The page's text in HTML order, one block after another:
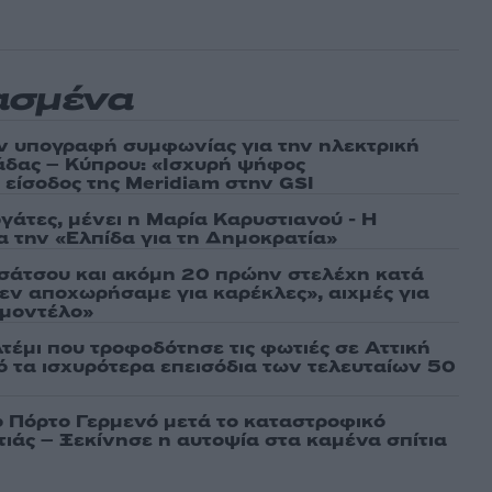
υπογραφή συμφωνίας για την ηλεκτρική
– Κύπρου: «Ισχυρή ψήφος
της Meridiam στην GSI
μένει η Μαρία Καρυστιανού - Η
την «Ελπίδα για τη Δημοκρατία»
και ακόμη 20 πρώην στελέχη κατά
αποχωρήσαμε για καρέκλες», αιχμές για
που τροφοδότησε τις φωτιές σε Αττική
τα ισχυρότερα επεισόδια των τελευταίων 50
Πόρτο Γερμενό μετά το καταστροφικό
– Ξεκίνησε η αυτοψία στα καμένα σπίτια